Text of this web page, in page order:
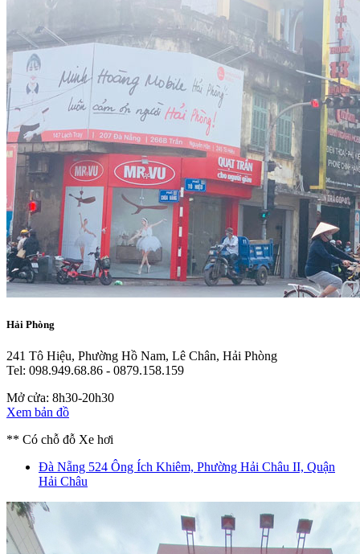
Hải Phòng
241 Tô Hiệu, Phường Hồ Nam, Lê Chân, Hải Phòng
Tel: 098.949.68.86 - 0879.158.159
Mở cửa: 8h30-20h30
Xem bản đồ
** Có chỗ đỗ Xe hơi
Đà Nẵng 524 Ông Ích Khiêm, Phường Hải Châu II, Quận
Hải Châu